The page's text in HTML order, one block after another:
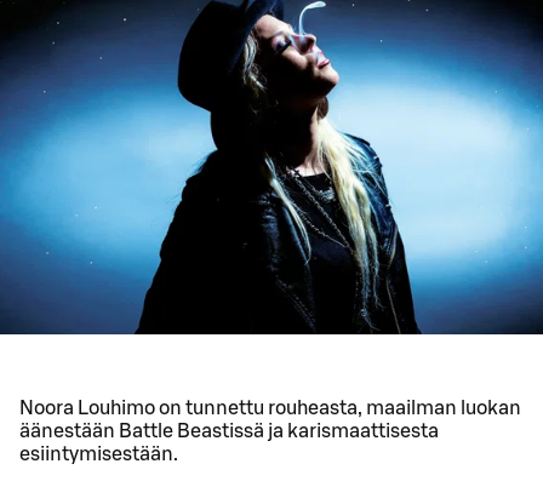
Noora Louhimo on tunnettu rouheasta, maailman luokan
äänestään Battle Beastissä ja karismaattisesta
esiintymisestään.